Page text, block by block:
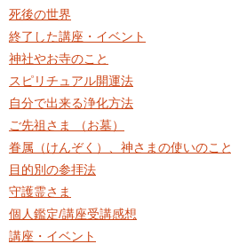
死後の世界
終了した講座・イベント
神社やお寺のこと
スピリチュアル開運法
自分で出来る浄化方法
ご先祖さま （お墓）
眷属（けんぞく）、神さまの使いのこと
目的別の参拝法
守護霊さま
個人鑑定/講座受講感想
講座・イベント